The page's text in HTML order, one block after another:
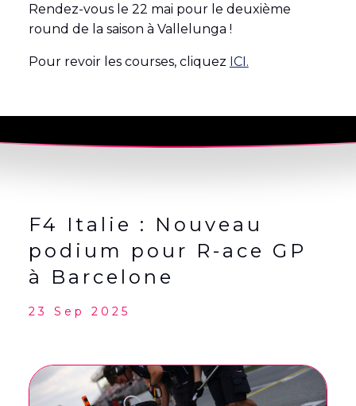
Rendez-vous le 22 mai pour le deuxième
round de la saison à Vallelunga !
Pour revoir les courses, cliquez ICI.
F4 Italie : Nouveau
podium pour R-ace GP
à Barcelone
23 Sep 2025